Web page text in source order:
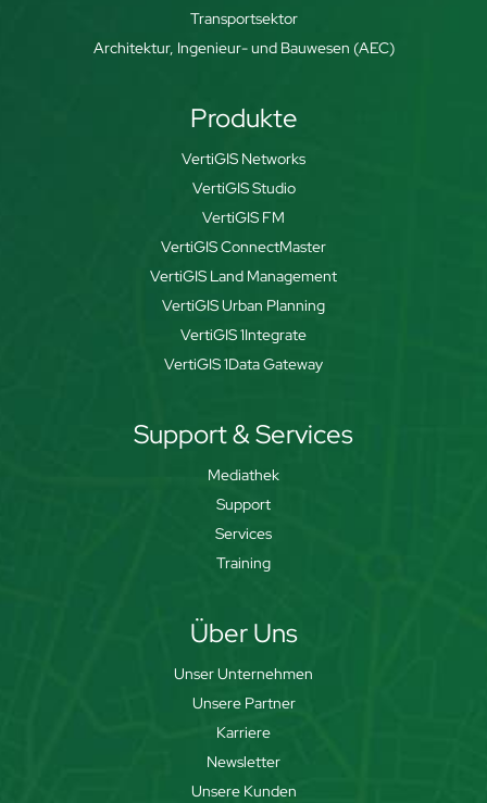
Transportsektor
Architektur, Ingenieur- und Bauwesen (AEC)
Produkte
VertiGIS Networks
VertiGIS Studio
VertiGIS FM
VertiGIS ConnectMaster
VertiGIS Land Management
VertiGIS Urban Planning
VertiGIS 1Integrate
VertiGIS 1Data Gateway
Support & Services
Mediathek
Support
Services
Training
Über Uns
Unser Unternehmen
Unsere Partner
Karriere
Newsletter
Unsere Kunden